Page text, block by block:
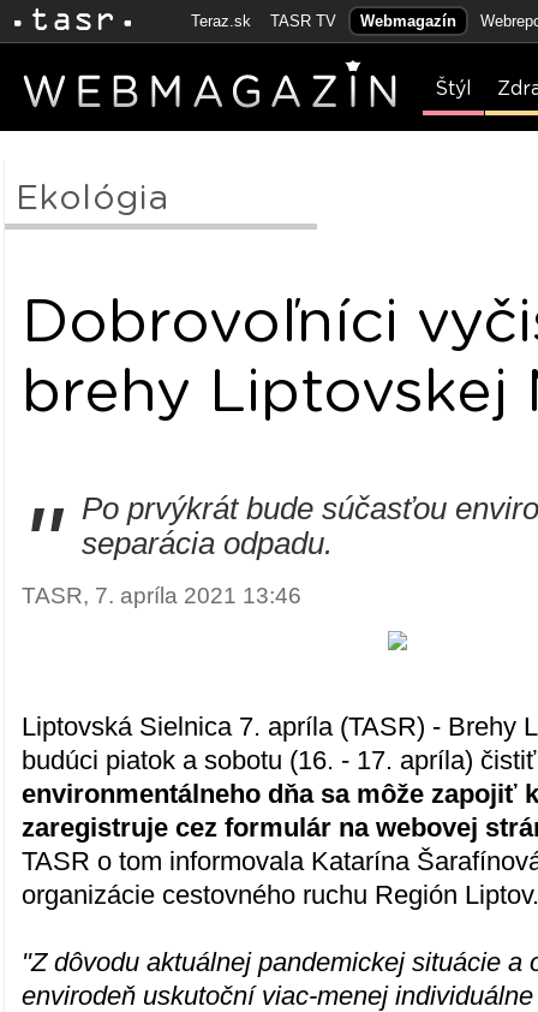
Teraz.sk TASR TV Webmagazín
Štýl
Ekológia
Dobrovoľníci
brehy Liptovskej
"
Po prvýkrát bude súčasťou
separácia odpadu.
TASR, 7. apríla 2021 13:46
Liptovská Sielnica 7. apríla (TASR) - Brehy
budúci piatok a sobotu (16. - 17. apríla)
environmentálneho dňa sa môže zapojiť
zaregistruje cez formulár na webovej
TASR o tom informovala Katarína
organizácie cestovného ruchu Región
"Z dôvodu aktuálnej pandemickej situácie a
envirodeň uskutoční viac-menej